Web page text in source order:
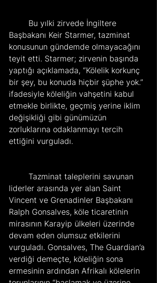
Başbakanı Keir Starmer, tazminat
konusunun gündemde olmayacağını
teyit etti. Starmer; zirvenin başında
yaptığı açıklamada, “Kölelik korkunç
bir şey, bu konuda hiçbir şüphe yok.”
ifadesiyle köleliğin vahşetini kabul
etmekle birlikte, geçmiş yerine iklim
değişikliği gibi günümüzün
zorluklarına odaklanmayı tercih
ettiğini vurguladı.
liderler arasında yer alan Saint
Vincent ve Grenadinler Başbakanı
Ralph Gonsalves, köle ticaretinin
mirasının Karayip ülkeleri üzerinde
devam eden olumsuz etkilerini
vurguladı. Gonsalves, The Guardian’a
verdiği demeçte, köleliğin sona
ermesinin ardından Afrikalı kölelerin